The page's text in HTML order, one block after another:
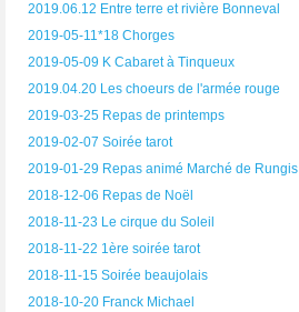
2019.06.12 Entre terre et rivière Bonneval
2019-05-11*18 Chorges
2019-05-09 K Cabaret à Tinqueux
2019.04.20 Les choeurs de l'armée rouge
2019-03-25 Repas de printemps
2019-02-07 Soirée tarot
2019-01-29 Repas animé Marché de Rungis
2018-12-06 Repas de Noël
2018-11-23 Le cirque du Soleil
2018-11-22 1ère soirée tarot
2018-11-15 Soirée beaujolais
2018-10-20 Franck Michael